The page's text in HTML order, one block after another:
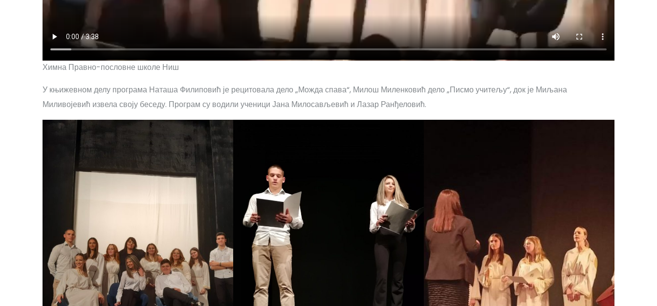
Химна Правно-пословне школе Ниш
У књижевном делу програма Наташа Филиповић је рецитовала дело „Можда спава“, Милош Миленковић дело „Писмо учитељу“, док је Миљана
Миливојевић извела своју беседу. Програм су водили ученици Јана Милосављевић и Лазар Ранђеловић.